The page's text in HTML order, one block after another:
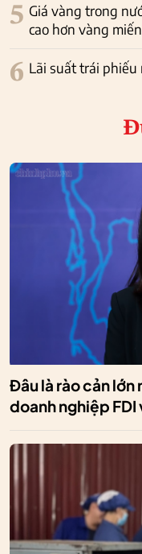
5 Giá vàng trong
cao hơn vàng
6 Lãi suất trái phiếu
Đâu là rào cản
doanh nghiệp